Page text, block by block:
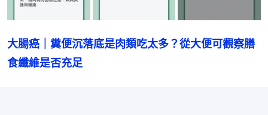
大腸癌｜糞便沉落底是肉類吃太多？從大便可觀察膳
食纖維是否充足